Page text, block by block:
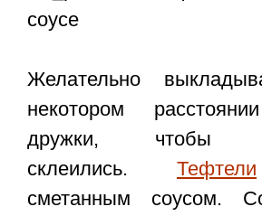
Желательно
некотором
дружки,
склеились. Тефтели
сметанным соусом.